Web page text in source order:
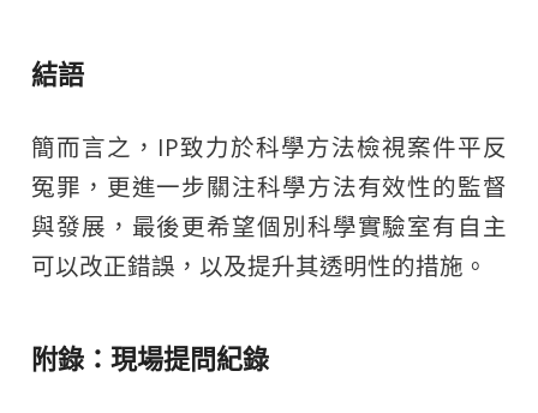
結語
簡而言之，IP致力於科學方法檢視案件平反
冤罪，更進一步關注科學方法有效性的監督
與發展，最後更希望個別科學實驗室有自主
可以改正錯誤，以及提升其透明性的措施。
附錄：現場提問紀錄